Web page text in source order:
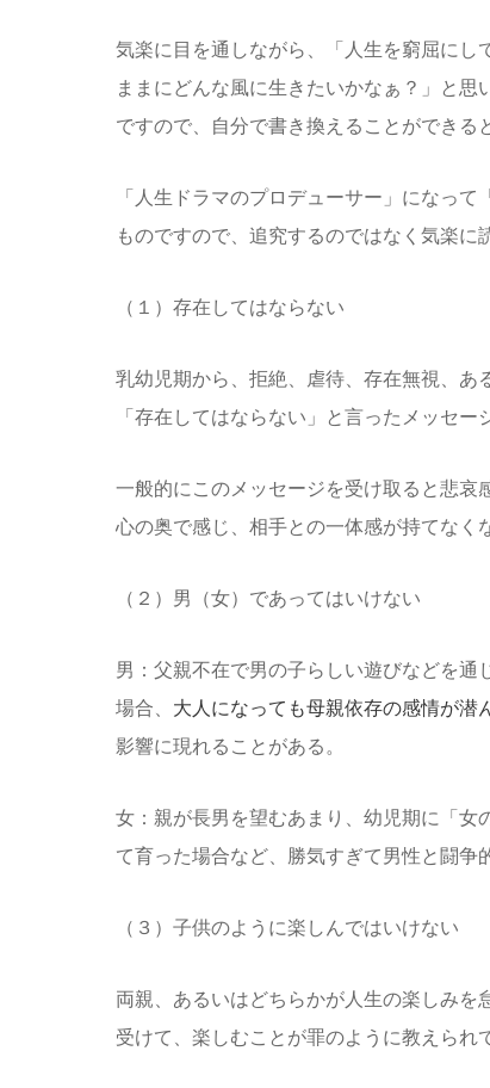
気楽に目を通しながら、「人生を窮屈にし
ままにどんな風に生きたいかなぁ？」と
ですので、自分で書き換えることができる
「人生ドラマのプロデューサー」になっ
ものですので、追究するのではなく気楽に
（１）存在してはならない
乳幼児期から、拒絶、虐待、存在無視、あ
「存在してはならない」と言ったメッセ
一般的にこのメッセージを受け取ると悲哀
心の奥で感じ、相手との一体感が持てなく
（２）男（女）であってはいけない
男：父親不在で男の子らしい遊びなどを通
場合、 大人になっても母親依存の感情が潜
影響に現れることがある。
女：親が長男を望むあまり、幼児期に「女
て育った場合など、勝気すぎて男性と闘争
（３）子供のように楽しんではいけない
両親、あるいはどちらかが人生の楽しみ
受けて、楽しむことが罪のように教えられ